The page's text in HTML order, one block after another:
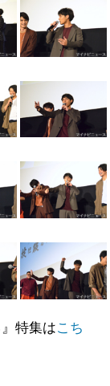
特集はこち